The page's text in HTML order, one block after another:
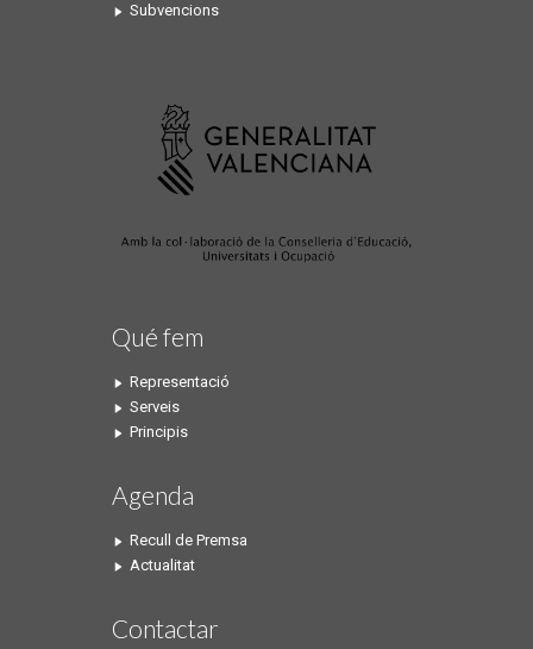
Subvencions
Qué fem
Representació
Serveis
Principis
Agenda
Recull de Premsa
Actualitat
Contactar